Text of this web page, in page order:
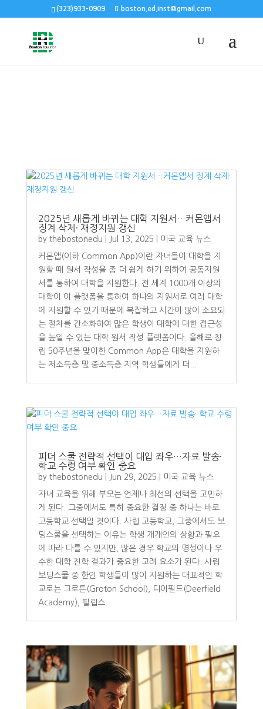
(323)933-0909 boston.ed.inst@gmail.com
2025년 새롭게 바뀌는 대학 지원서…커몬앱서
징계 삭제· 재정지원 갱신
by thebostonedu Jul 13, 2025 미국 교육 뉴스
커몬앱(이하 Common App)이란 자녀들이 대학을 지
원할 때 원서 작성을 좀 더 쉽게 하기 위하여 공동지원
서를 통하여 대학을 지원한다. 전 세계 1000개 이상의
대학이 이 플랫폼을 통하여 하나의 지원서로 여러 대학
에 지원할 수 있기 때문에 복잡하고 시간이 많이 소요되
는 절차를 간소화하여 많은 학생이 대학에 대한 접근성
을 높일 수 있는 대학 원서 작성 플랫폼이다. 올해로 창
립 50주년을 맞이한 Common App은 대학을 지원하
는 저소득층 및 중소득층 지역 학생들에게 더...
피더 스쿨 전략적 선택이 대입 좌우…자료 발송·
학교 수령 여부 확인 중요
by thebostonedu Jun 29, 2025 미국 교육 뉴스
자녀 교육을 위해 부모는 언제나 최선의 선택을 고민하
게 된다. 그중에서도 특히 중요한 결정 중 하나는 바로
고등학교 선택일 것이다. 사립 고등학교, 그중에서도 보
딩스쿨을 선택하는 이유는 학생 개개인의 상황과 필요
에 따라 다를 수 있지만, 많은 경우 학교의 명성이나 우
수한 대학 진학 결과가 중요한 고려 요소가 된다. 사립
보딩스쿨 중 한인 학생들이 많이 지원하는 대표적인 학
교로는 그로튼(Groton School), 디어필드(Deerfield
Academy), 필립스...